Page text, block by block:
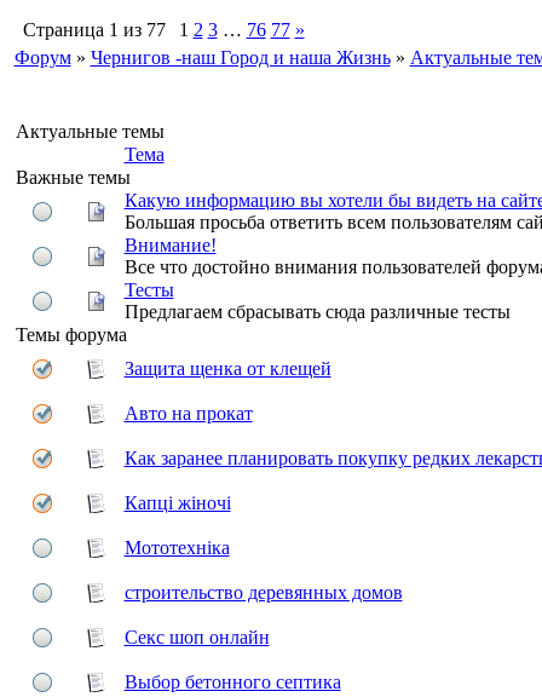
Страница 1 из 77 1 2 3 … 76 77 »
Форум » Чернигов -наш Город и наша Жизнь » Актуальные
Актуальные темы
Тема
Важные темы
Какую информацию вы хотели бы видеть на
Большая просьба ответить всем пользователям
Внимание!
Все что достойно внимания пользователей
Тесты
Предлагаем сбрасывать сюда различные тесты
Темы форума
Защита щенка от клещей
Авто на прокат
Как заранее планировать покупку редких
Капці жіночі
Мототехніка
строительство деревянных домов
Секс шоп онлайн
Выбор бетонного септика